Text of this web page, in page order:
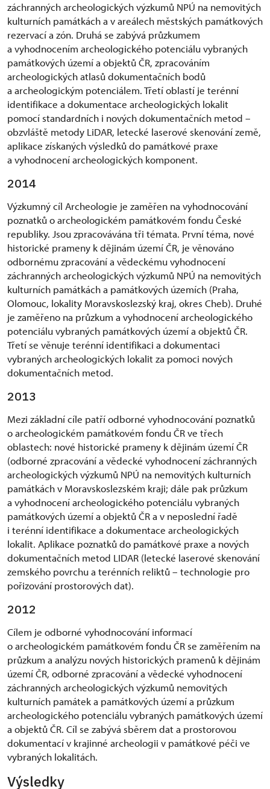
záchranných archeologických výzkumů NPÚ na nemovitých
kulturních památkách a v areálech městských památkových
rezervací a zón. Druhá se zabývá průzkumem
a vyhodnocením archeologického potenciálu vybraných
památkových území a objektů ČR, zpracováním
archeologických atlasů dokumentačních bodů
a archeologickým potenciálem. Třetí oblastí je terénní
identifikace a dokumentace archeologických lokalit
pomocí standardních i nových dokumentačních metod –
obzvláště metody LiDAR, letecké laserové skenování země,
aplikace získaných výsledků do památkové praxe
a vyhodnocení archeologických komponent.
2014
Výzkumný cíl Archeologie je zaměřen na vyhodnocování
poznatků o archeologickém památkovém fondu České
republiky. Jsou zpracovávána tři témata. První téma, nové
historické prameny k dějinám území ČR, je věnováno
odbornému zpracování a vědeckému vyhodnocení
záchranných archeologických výzkumů NPÚ na nemovitých
kulturních památkách a památkových územích (Praha,
Olomouc, lokality Moravskoslezský kraj, okres Cheb). Druhé
je zaměřeno na průzkum a vyhodnocení archeologického
potenciálu vybraných památkových území a objektů ČR.
Třetí se věnuje terénní identifikaci a dokumentaci
vybraných archeologických lokalit za pomoci nových
dokumentačních metod.
2013
Mezi základní cíle patří odborné vyhodnocování poznatků
o archeologickém památkovém fondu ČR ve třech
oblastech: nové historické prameny k dějinám území ČR
(odborné zpracování a vědecké vyhodnocení záchranných
archeologických výzkumů NPÚ na nemovitých kulturních
památkách v Moravskoslezském kraji; dále pak průzkum
a vyhodnocení archeologického potenciálu vybraných
památkových území a objektů ČR a v neposlední řadě
i terénní identifikace a dokumentace archeologických
lokalit. Aplikace poznatků do památkové praxe a nových
dokumentačních metod LIDAR (letecké laserové skenování
zemského povrchu a terénních reliktů – technologie pro
pořizování prostorových dat).
2012
Cílem je odborné vyhodnocování informací
o archeologickém památkovém fondu ČR se zaměřením na
průzkum a analýzu nových historických pramenů k dějinám
území ČR, odborné zpracování a vědecké vyhodnocení
záchranných archeologických výzkumů nemovitých
kulturních památek a památkových území a průzkum
archeologického potenciálu vybraných památkových území
a objektů ČR. Cíl se zabývá sběrem dat a prostorovou
dokumentací v krajinné archeologii v památkové péči ve
vybraných lokalitách.
Výsledky